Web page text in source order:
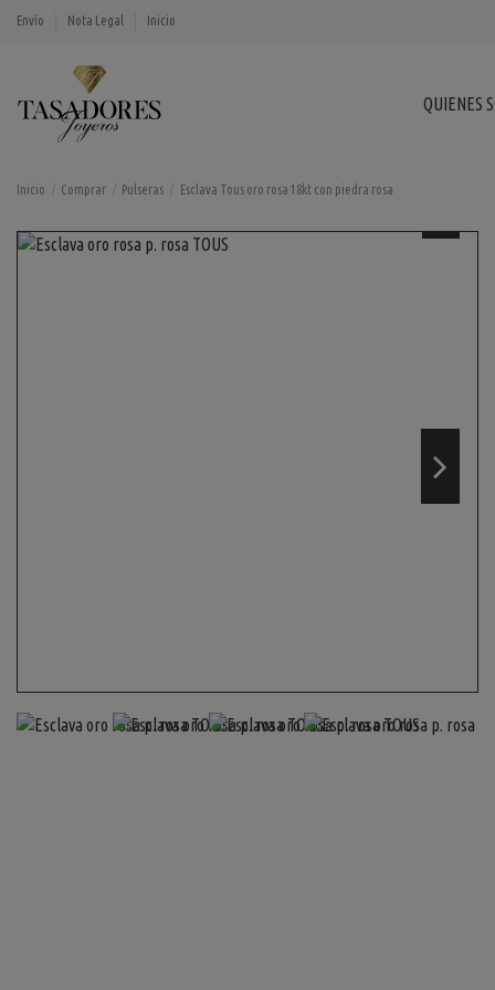
Envío Nota Legal Inicio
QUIENES
Inicio Comprar Pulseras Esclava Tous oro rosa 18kt con piedra rosa